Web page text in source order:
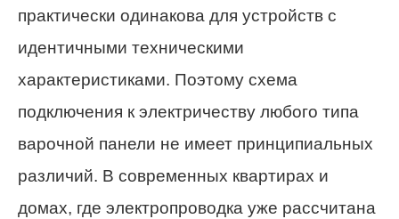
практически одинакова для устройств с
идентичными техническими
характеристиками. Поэтому схема
подключения к электричеству любого типа
варочной панели не имеет принципиальных
различий. В современных квартирах и
домах, где электропроводка уже рассчитана